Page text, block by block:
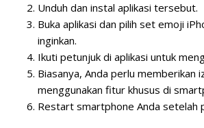
Unduh dan instal aplikasi tersebut.
Buka aplikasi dan pilih set emoji
inginkan.
Ikuti petunjuk di aplikasi untuk
Biasanya, Anda perlu memberikan
menggunakan fitur khusus di
Restart smartphone Anda setelah